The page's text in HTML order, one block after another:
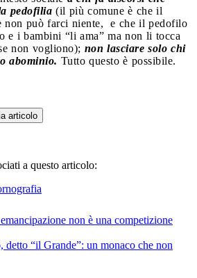
pedofilia (il più comune è che il
non può farci niente, e che il pedofilo
e i bambini “li ama” ma non li tocca
non vogliono); non lasciare solo chi
abominio. Tutto questo è possibile.
articolo
a questo articolo:
non è una competizione
detto “il Grande”: un monaco che non